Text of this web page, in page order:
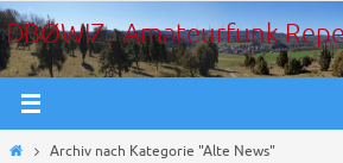
Zum
Inhalt
springen
DBØWIZ - Amateurfunk
StartArchiv nach Kategorie "Alte News"